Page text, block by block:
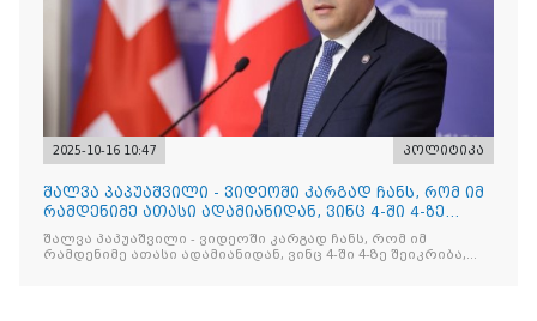
2025-10-16 10:47 პოლიტიკა
შალვა პაპუაშვილი - ვიდეოში კარგად ჩანს, რომ იმ
რამდენიმე ათასი ადამიანიდან, ვინც 4-ში 4-ზე
შეიკრიბა,
შალვა პაპუაშვილი - ვიდეოში კარგად ჩანს, რომ იმ
რამდენიმე ათასი ადამიანიდან, ვინც 4-ში 4-ზე შეიკრიბა,